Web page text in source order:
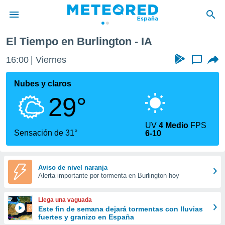
de
por
que se
calidad.
a este
las
y
forma
digital
basada
El Tiempo en Burlington - IA
16:00 Viernes ...
Nubes y claros
29°
Sensación de 31°
UV4 Medio FPS
6-10
Aviso de nivel naranja
Alerta importante por tormenta en Burlington hoy
Llega una vaguada
Este fin de semana dejará tormentas con lluvias
fuertes y granizo en España